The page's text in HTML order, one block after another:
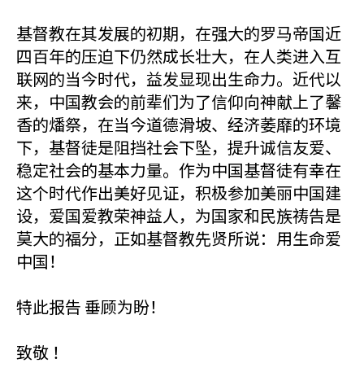
基督教在其发展的初期，在强大的罗马帝国近
四百年的压迫下仍然成长壮大，在人类进入互
联网的当今时代，益发显现出生命力。近代以
来，中国教会的前辈们为了信仰向神献上了馨
香的燔祭，在当今道德滑坡、经济萎靡的环境
下，基督徒是阻挡社会下坠，提升诚信友爱、
稳定社会的基本力量。作为中国基督徒有幸在
这个时代作出美好见证，积极参加美丽中国建
设，爱国爱教荣神益人，为国家和民族祷告是
莫大的福分，正如基督教先贤所说：用生命爱
中国！
特此报告 垂顾为盼！
致敬 ！